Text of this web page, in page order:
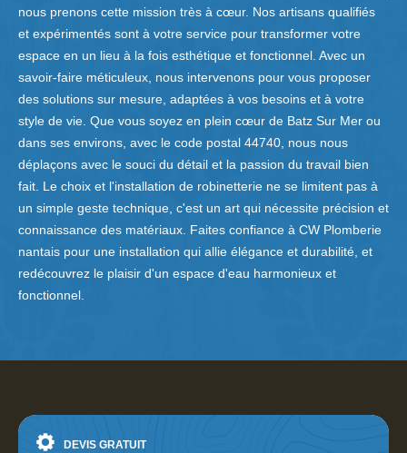
nous prenons cette mission très à cœur. Nos artisans qualifiés
et expérimentés sont à votre service pour transformer votre
espace en un lieu à la fois esthétique et fonctionnel. Avec un
savoir-faire méticuleux, nous intervenons pour vous proposer
des solutions sur mesure, adaptées à vos besoins et à votre
style de vie. Que vous soyez en plein cœur de Batz Sur Mer ou
dans ses environs, avec le code postal 44740, nous nous
déplaçons avec le souci du détail et la passion du travail bien
fait. Le choix et l'installation de robinetterie ne se limitent pas à
un simple geste technique, c'est un art qui nécessite précision et
connaissance des matériaux. Faites confiance à CW Plomberie
nantais pour une installation qui allie élégance et durabilité, et
redécouvrez le plaisir d'un espace d'eau harmonieux et
fonctionnel.
DEVIS GRATUIT